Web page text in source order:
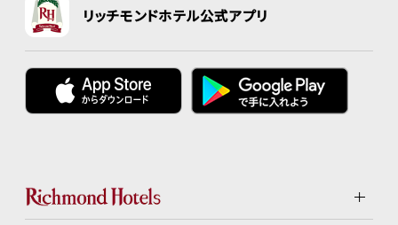
リッチモンドホテル公式アプリ